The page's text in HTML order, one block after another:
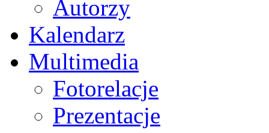
Autorzy
Kalendarz
Multimedia
Fotorelacje
Prezentacje